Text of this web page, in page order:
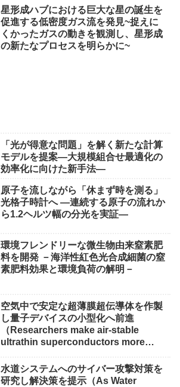
星形成ハブにおける巨大な星の誕生を
促進する低密度ガス流を発見~捉えに
くかったガスの動きを観測し、星形成
の新たなプロセスを明らかに~
「光が得意な問題」を解く新たな計算
モデルを提案―大規模組合せ最適化の
効率化に向けた新手法―
原子を流しながら「休まず時を測る」
光格子時計へ ―連続する原子の流れか
ら1.2ヘルツ幅の分光を実証―
環境フレンドリーな微生物由来窒素肥
料を開発 －海洋性紅色光合成細菌の窒
素肥料効果と環境負荷の解明－
空気中で安定な超薄膜超伝導体を作製
し量子デバイスの小型化へ前進
（Researchers make air-stable
ultrathin superconductors more
水道システムへのサイバー攻撃対策を
研究し解決策を提示（As Water